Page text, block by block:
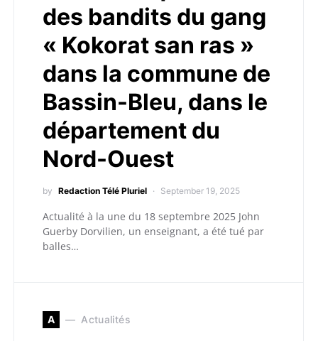
des bandits du gang
« Kokorat san ras »
dans la commune de
Bassin-Bleu, dans le
département du
Nord-Ouest
by Redaction Télé Pluriel September 19, 2025
Actualité à la une du 18 septembre 2025 John
Guerby Dorvilien, un enseignant, a été tué par
balles…
A Actualités